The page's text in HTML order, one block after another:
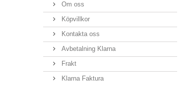
Om oss
Köpvillkor
Kontakta oss
Avbetalning Klarna
Frakt
Klarna Faktura